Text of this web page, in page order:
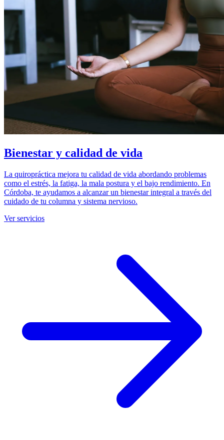
Bienestar y calidad de vida
La quiropráctica mejora tu calidad de vida abordando problemas
como el estrés, la fatiga, la mala postura y el bajo rendimiento. En
Córdoba, te ayudamos a alcanzar un bienestar integral a través del
cuidado de tu columna y sistema nervioso.
Ver servicios